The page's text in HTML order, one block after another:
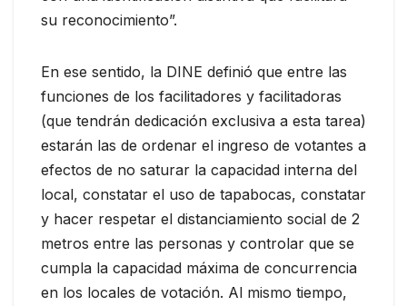
su reconocimiento”.
En ese sentido, la DINE definió que entre las
funciones de los facilitadores y facilitadoras
(que tendrán dedicación exclusiva a esta tarea)
estarán las de ordenar el ingreso de votantes a
efectos de no saturar la capacidad interna del
local, constatar el uso de tapabocas, constatar
y hacer respetar el distanciamiento social de 2
metros entre las personas y controlar que se
cumpla la capacidad máxima de concurrencia
en los locales de votación. Al mismo tiempo,